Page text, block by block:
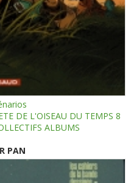
DE L'OISEAU DU TEMPS 8
ALBUMS
PAN